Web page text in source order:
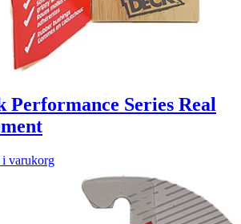
Performance Series Real
varukorg